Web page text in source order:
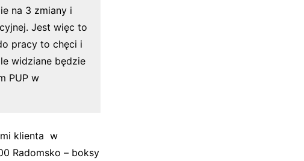
na 3 zmiany i
Jest więc to
pracy to chęci i
widziane będzie
PUP w
klienta w
Radomsko – boksy